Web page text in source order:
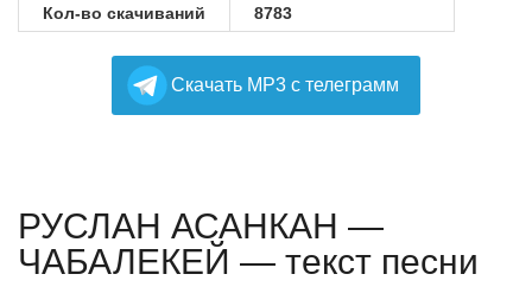
Кол-во скачиваний
8783
Cкачать MP3 с телеграмм
РУСЛАН АСАНКАН —
ЧАБАЛЕКЕЙ — текст песни